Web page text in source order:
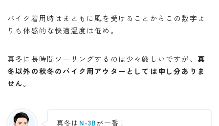
バイク着用時はまともに風を受けることからこの数字よ
りも体感的な快適温度は低め。
真冬に長時間ツーリングするのは少々厳しいですが、 真
冬以外の秋冬のバイク用アウターとしては申し分ありま
せん。
真冬は N-3Bが一番！